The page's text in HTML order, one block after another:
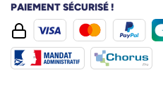
PAIEMENT SÉCURISÉ !